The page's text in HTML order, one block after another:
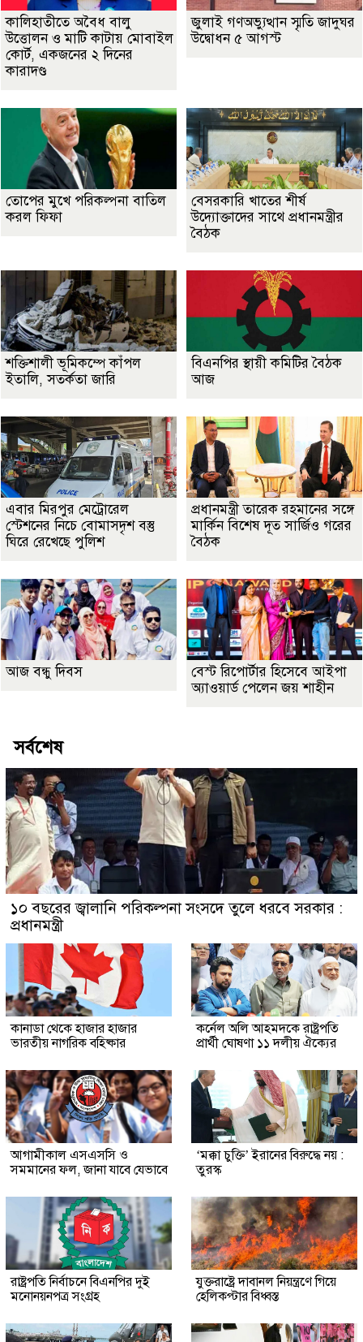
কালিহাতীতে অবৈধ বালু
উত্তোলন ও মাটি কাটায় মোবাইল
কোর্ট, একজনের ২ দিনের
কারাদণ্ড
জুলাই গণঅভ্যুত্থান স্মৃতি জাদুঘর
উদ্বোধন ৫ আগস্ট
তোপের মুখে পরিকল্পনা বাতিল
করল ফিফা
বেসরকারি খাতের শীর্ষ
উদ্যোক্তাদের সাথে প্রধানমন্ত্রীর
বৈঠক
শক্তিশালী ভূমিকম্পে কাঁপল
ইতালি, সতর্কতা জারি
বিএনপির স্থায়ী কমিটির বৈঠক
আজ
এবার মিরপুর মেট্রোরেল
স্টেশনের নিচে বোমাসদৃশ বস্তু
ঘিরে রেখেছে পুলিশ
প্রধানমন্ত্রী তারেক রহমানের সঙ্গে
মার্কিন বিশেষ দূত সার্জিও গরের
বৈঠক
আজ বন্ধু দিবস
বেস্ট রিপোর্টার হিসেবে আইপা
অ্যাওয়ার্ড পেলেন জয় শাহীন
সর্বশেষ
১০ বছরের জ্বালানি পরিকল্পনা সংসদে তুলে ধরবে সরকার :
প্রধানমন্ত্রী
কানাডা থেকে হাজার হাজার
ভারতীয় নাগরিক বহিষ্কার
কর্নেল অলি আহমদকে রাষ্ট্রপতি
প্রার্থী ঘোষণা ১১ দলীয় ঐক্যের
আগামীকাল এসএসসি ও
সমমানের ফল, জানা যাবে যেভাবে
‘মক্কা চুক্তি’ ইরানের বিরুদ্ধে নয় :
তুরস্ক
রাষ্ট্রপতি নির্বাচনে বিএনপির দুই
মনোনয়নপত্র সংগ্রহ
যুক্তরাষ্ট্রে দাবানল নিয়ন্ত্রণে গিয়ে
হেলিকপ্টার বিধ্বস্ত